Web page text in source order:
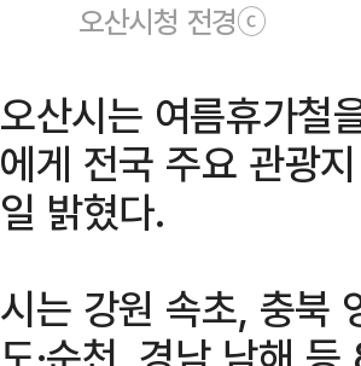
오산시청 전경ⓒ
오산시는 여름휴가철
에게 전국 주요 관광
일 밝혔다.
시는 강원 속초, 충북